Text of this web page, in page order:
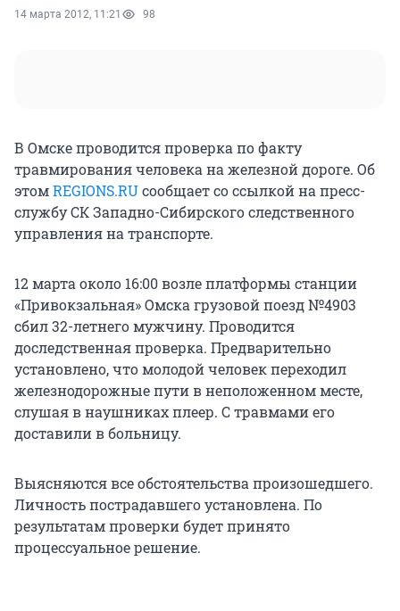
14 марта 2012, 11:21 98
В Омске проводится проверка по факту
травмирования человека на железной дороге. Об
этомREGIONS.RUсообщает со ссылкой на пресс-
службу СК Западно-Сибирского следственного
управления на транспорте.
12 марта около 16:00 возле платформы станции
«Привокзальная» Омска грузовой поезд №4903
сбил 32-летнего мужчину. Проводится
доследственная проверка. Предварительно
установлено, что молодой человек переходил
железнодорожные пути в неположенном месте,
слушая в наушниках плеер. С травмами его
доставили в больницу.
Выясняются все обстоятельства произошедшего.
Личность пострадавшего установлена. По
результатам проверки будет принято
процессуальное решение.